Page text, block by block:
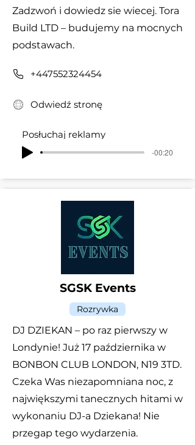
Zadzwoń i dowiedz sie wiecej. Tora
Build LTD – budujemy na mocnych
podstawach.
+447552324454
Odwiedź stronę
Posłuchaj reklamy
-00:20
SGSK Events
Rozrywka
DJ DZIEKAN – po raz pierwszy w
Londynie! Już 17 października w
BONBON CLUB LONDON, N19 3TD.
Czeka Was niezapomniana noc, z
największymi tanecznych hitami w
wykonaniu DJ-a Dziekana! Nie
przegap tego wydarzenia.